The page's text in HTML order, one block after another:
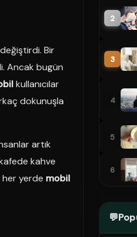
Bir
Ancak bugün
kullanıcılar
dokunuşla
artık
kahve
her yerde mobil
2
3
4
5
6
💬